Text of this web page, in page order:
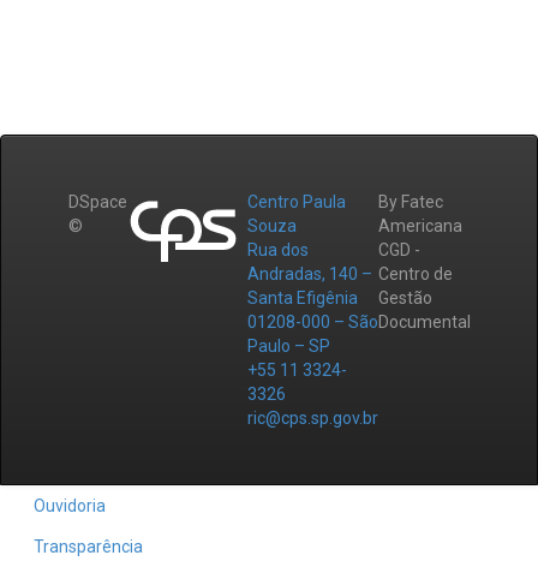
DSpace
©
Centro Paula
Souza
Rua dos
Andradas, 140 –
Santa Efigênia
01208-000 – São
Paulo – SP
+55 11 3324-
3326
ric@cps.sp.gov.br
By Fatec
Americana
CGD -
Centro de
Gestão
Documental
Ouvidoria
Transparência